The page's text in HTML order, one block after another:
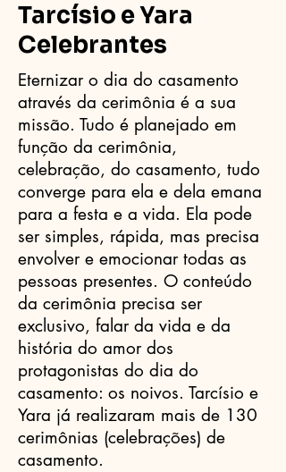
Tarcísio e Yara
Celebrantes
Eternizar o dia do casamento
através da cerimônia é a sua
missão. Tudo é planejado em
função da cerimônia,
celebração, do casamento, tudo
converge para ela e dela emana
para a festa e a vida. Ela pode
ser simples, rápida, mas precisa
envolver e emocionar todas as
pessoas presentes. O conteúdo
da cerimônia precisa ser
exclusivo, falar da vida e da
história do amor dos
protagonistas do dia do
casamento: os noivos. Tarcísio e
Yara já realizaram mais de 130
cerimônias (celebrações) de
casamento.